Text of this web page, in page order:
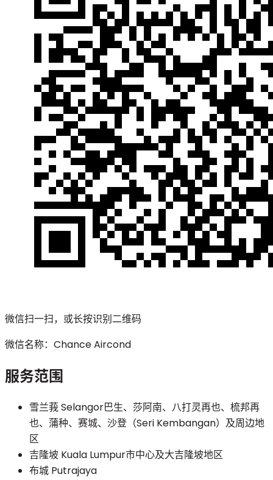
微信扫一扫，或长按识别二维码
微信名称： Chance Aircond
服务范围
雪兰莪 Selangor巴生、莎阿南、八打灵再也、梳邦再
也、蒲种、赛城、沙登（Seri Kembangan）及周边地
区
吉隆坡 Kuala Lumpur市中心及大吉隆坡地区
布城 Putrajaya